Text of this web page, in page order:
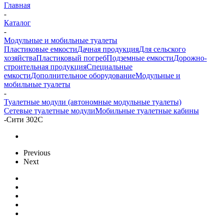
Главная
-
Каталог
-
Модульные и мобильные туалеты
Пластиковые емкостиДачная продукцияДля сельского
хозяйстваПластиковый погребПодземные емкостиДорожно-
строительная продукцияСпециальные
емкостиДополнительное оборудованиеМодульные и
мобильные туалеты
-
Туалетные модули (автономные модульные туалеты)
Сетевые туалетные модулиМобильные туалетные кабины
-Сити 302С
Previous
Next